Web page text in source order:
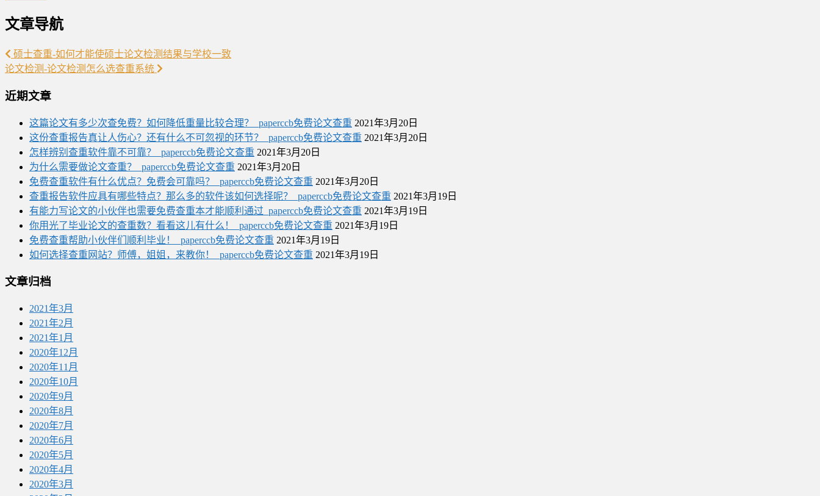
文章导航
硕士查重-如何才能使硕士论文检测结果与学校一致
论文检测-论文检测怎么选查重系统
近期文章
这篇论文有多少次查免费？如何降低重量比较合理？_paperccb免费论文查重 2021年3月20日
这份查重报告真让人伤心？还有什么不可忽视的环节？_paperccb免费论文查重 2021年3月20日
怎样辨别查重软件靠不可靠？_paperccb免费论文查重 2021年3月20日
为什么需要做论文查重？_paperccb免费论文查重 2021年3月20日
免费查重软件有什么优点？免费会可靠吗？_paperccb免费论文查重 2021年3月20日
查重报告软件应具有哪些特点？那么多的软件该如何选择呢？_paperccb免费论文查重 2021年3月19日
有能力写论文的小伙伴也需要免费查重本才能顺利通过_paperccb免费论文查重 2021年3月19日
你用光了毕业论文的查重数？看看这儿有什么！_paperccb免费论文查重 2021年3月19日
免费查重帮助小伙伴们顺利毕业！_paperccb免费论文查重 2021年3月19日
如何选择查重网站？师傅，姐姐，来教你！_paperccb免费论文查重 2021年3月19日
文章归档
2021年3月
2021年2月
2021年1月
2020年12月
2020年11月
2020年10月
2020年9月
2020年8月
2020年7月
2020年6月
2020年5月
2020年4月
2020年3月